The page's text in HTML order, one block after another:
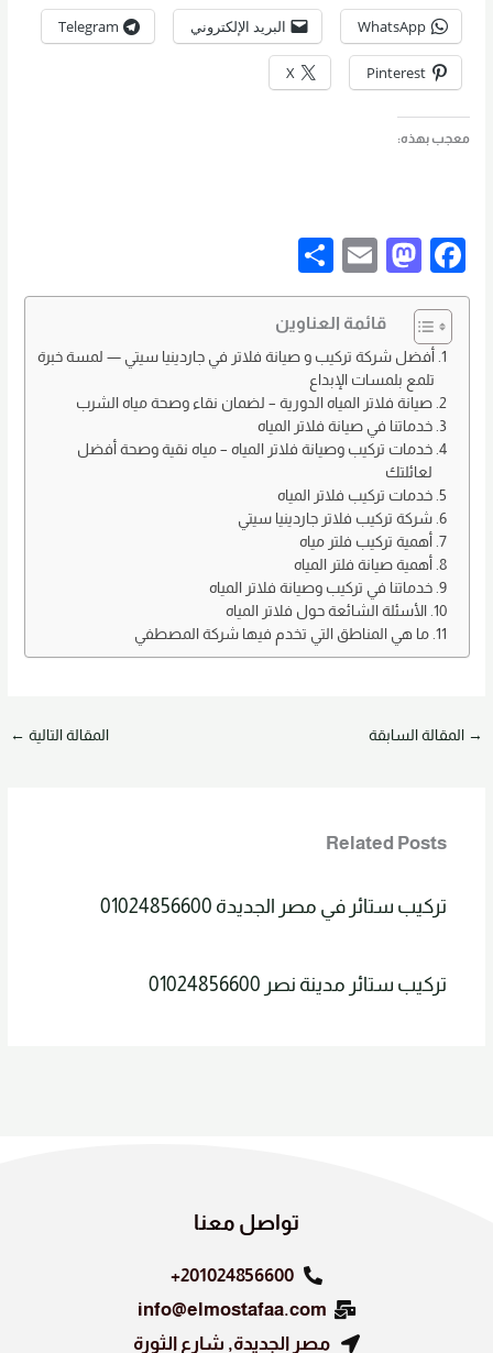
WhatsApp البريد الإلكتروني Telegram
Pinterest
X
معجب بهذه:
F
a
c
e
b
o
o
k
M
a
st
o
d
o
n
E
m
ail
h
ar
e
قائمة العناوين
أفضل شركة تركيب و صيانة فلاتر في جاردينيا سيتي — لمسة خبرة
تلمع بلمسات الإبداع
صيانة فلاتر المياه الدورية – لضمان نقاء وصحة مياه الشرب
خدماتنا في صيانة فلاتر المياه
خدمات تركيب وصيانة فلاتر المياه – مياه نقية وصحة أفضل
لعائلتك
خدمات تركيب فلاتر المياه
شركة تركيب فلاتر جاردينيا سيتي
أهمية تركيب فلتر مياه
أهمية صيانة فلتر المياه
خدماتنا في تركيب وصيانة فلاتر المياه
الأسئلة الشائعة حول فلاتر المياه
ما هي المناطق التي تخدم فيها شركة المصطفي
→ المقالة السابقة المقالة التالية ←
Related Posts
تركيب ستائر في مصر الجديدة 01024856600
تركيب ستائر مدينة نصر 01024856600
تواصل معنا
201024856600+
info@elmostafaa.com
مصر الجديدة, شارع الثورة